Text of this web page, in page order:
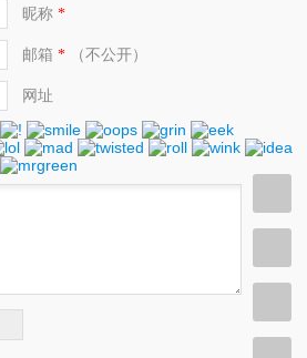
昵称*
邮箱 *（不公开）
网址